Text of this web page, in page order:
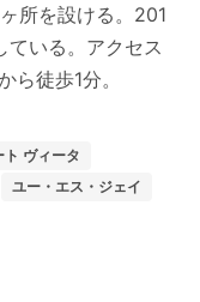
所を設ける。201
いる。アクセス
ら徒歩1分。
ト ヴィータ
ユー・エス・ジェイ